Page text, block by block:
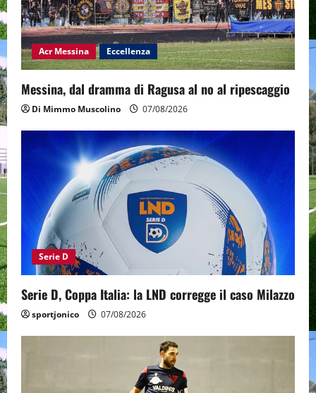
Acr Messina Eccellenza
Messina, dal dramma di Ragusa al no al ripescaggio
Di Mimmo Muscolino 07/08/2026
Serie D
Serie D, Coppa Italia: la LND corregge il caso Milazzo
sportjonico 07/08/2026